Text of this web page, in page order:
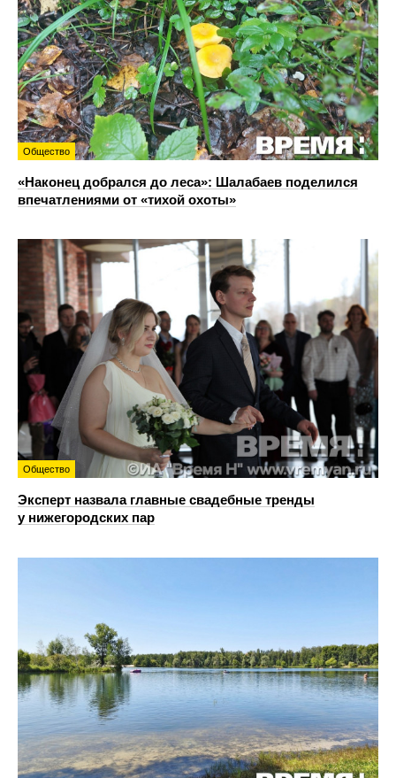
Общество
«Наконец добрался до леса»: Шалабаев поделился
впечатлениями от «тихой охоты»
Общество
Эксперт назвала главные свадебные тренды
у нижегородских пар